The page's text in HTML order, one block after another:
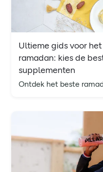
Ultieme gids voor
ramadan: kies de
supplementen